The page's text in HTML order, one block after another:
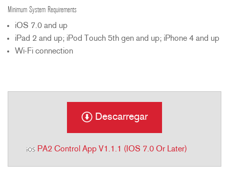
formação
assistência
Minimum System Requirements
iOS 7.0 and up
iPad 2 and up; iPod Touch 5th gen and up; iPhone 4 and up
Wi-Fi connection
Descarregar
PA2 Control App V1.1.1 (iOS 7.0 Or Later)